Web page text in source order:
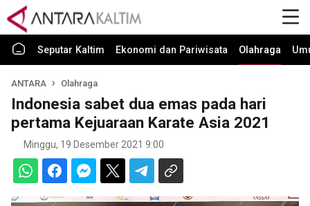
Seputar Kaltim Ekonomi dan Pariwisata Olahraga
ANTARA Olahraga
Indonesia sabet dua emas pada hari
pertama Kejuaraan Karate Asia 2021
Minggu, 19 Desember 2021 9:00